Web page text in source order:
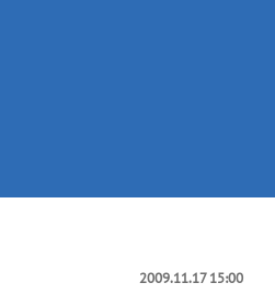
2009.11.17 15:00